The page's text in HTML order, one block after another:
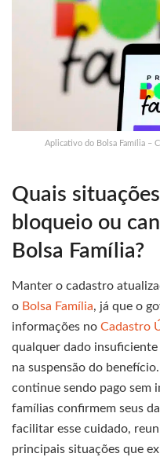
Aplicativo do Bolsa Família –
Quais
bloqueio ou
Bolsa Família?
Manter o cadastro
o Bolsa Família, já que o
informações no Cadastro
qualquer dado
na suspensão do
continue sendo pago sem
famílias confirmem seus
facilitar esse cuidado,
principais situações que